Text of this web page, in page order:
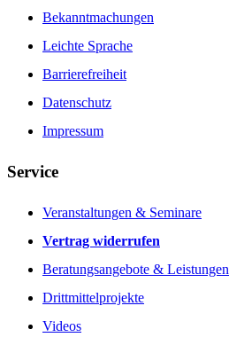
Bekanntmachungen
Leichte Sprache
Barrierefreiheit
Datenschutz
Impressum
Service
Veranstaltungen & Seminare
Vertrag widerrufen
Beratungsangebote & Leistungen
Drittmittelprojekte
Videos